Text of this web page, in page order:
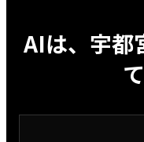
AIは、 宇都